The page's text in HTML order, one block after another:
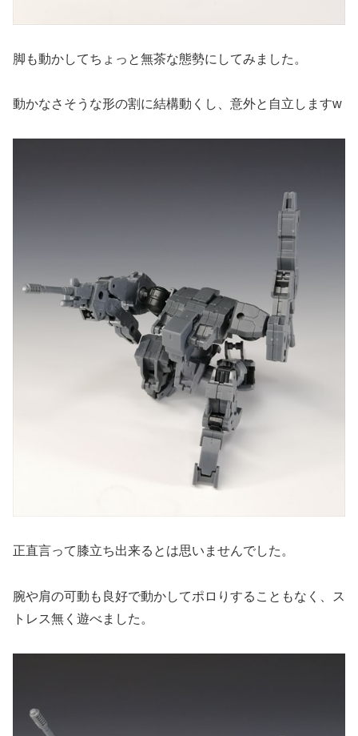
脚も動かしてちょっと無茶な態勢にしてみました。
動かなさそうな形の割に結構動くし、意外と自立しますw
正直言って膝立ち出来るとは思いませんでした。
腕や肩の可動も良好で動かしてポロりすることもなく、ス
トレス無く遊べました。